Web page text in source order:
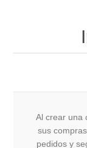
Al crear una
sus
pedidos y